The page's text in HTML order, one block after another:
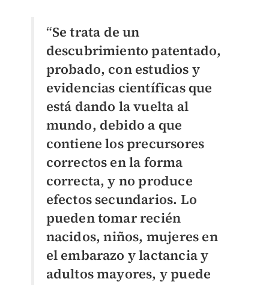
“Se trata de un
descubrimiento patentado,
probado, con estudios y
evidencias científicas que
está dando la vuelta al
mundo, debido a que
contiene los precursores
correctos en la forma
correcta, y no produce
efectos secundarios. Lo
pueden tomar recién
nacidos,niños, mujeres en
el embarazo y lactancia y
adultos mayores, y puede